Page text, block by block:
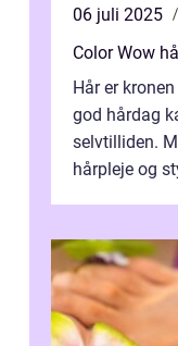
06 juli 2025
Color Wow
Hår er
god hårdag
selvtilliden.
hårpleje og